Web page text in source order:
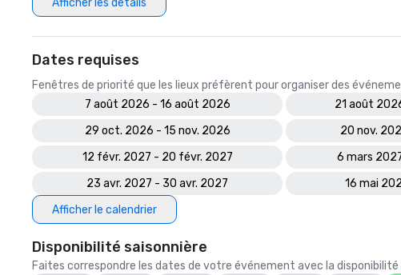
Dates requises
Fenêtres de priorité que les lieux préfèrent pour organiser des
7 août 2026 - 16 août 2026
21 août
29 oct. 2026 - 15 nov. 2026
20 nov.
12 févr. 2027 - 20 févr. 2027
6 mars
23 avr. 2027 - 30 avr. 2027
16 mai
Afficher le calendrier
Disponibilité saisonnière
Faites correspondre les dates de votre événement avec la